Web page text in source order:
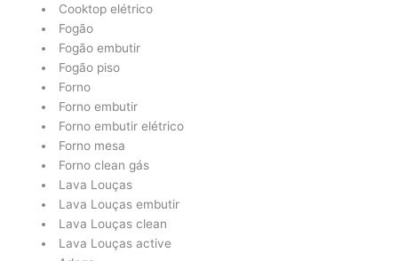
Cooktop elétrico
Fogão
Fogão embutir
Fogão piso
Forno
Forno embutir
Forno embutir elétrico
Forno mesa
Forno clean gás
Lava Louças
Lava Louças embutir
Lava Louças clean
Lava Louças active